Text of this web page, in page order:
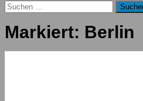
Suchen
Markiert: Berlin